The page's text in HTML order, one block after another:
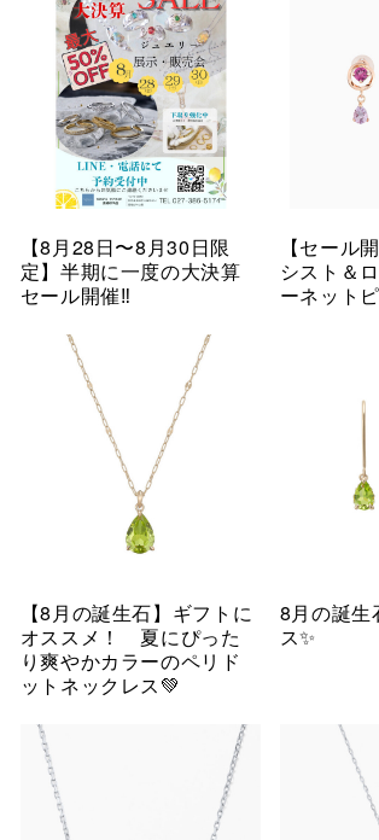
【8月28日〜8月30日限
定】半期に一度の大決算
セール開催‼︎
【セール
シスト＆
ーネット
【8月の誕生石】ギフトに
オススメ！ 夏にぴった
り爽やかカラーのペリド
ットネックレス💚
8月の誕生
ス✨